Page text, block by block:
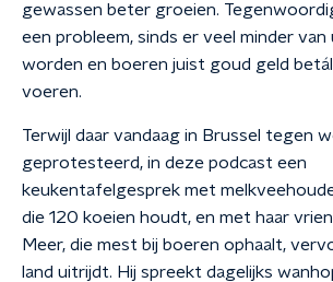
gewassen beter groeien.
een probleem, sinds er veel minder
worden en boeren juist goud geld
voeren.
Terwijl daar vandaag in Brussel tegen
geprotesteerd, in deze podcast een
keukentafelgesprek met
die 120 koeien houdt, en met haar
Meer, die mest bij boeren ophaalt,
land uitrijdt. Hij spreekt dagelijks